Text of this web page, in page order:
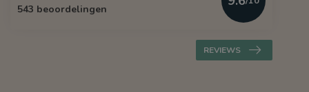
543 beoordelingen
REVIEWS